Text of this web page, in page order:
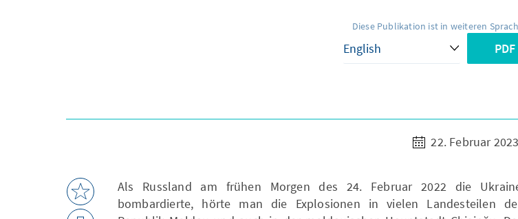
Diese Publikation ist in weiteren
22. Februar 2023
Als Russland am frühen Morgen des 24. Februar 2022 die
bombardierte, hörte man die Explosionen in vielen Landesteilen